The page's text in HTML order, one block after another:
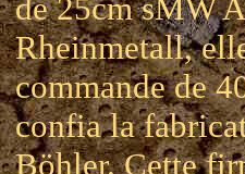
de 25cm sMW
Rheinmetall,
commande de
confia la
Böhler. Cette